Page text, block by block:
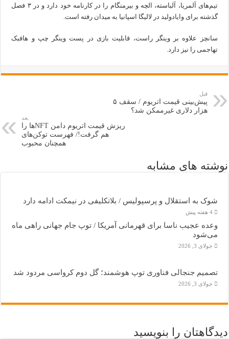
تیم‌های آلمریا، آلباسته، الچه و بیرمنگام را در کارنامه خود دارد و در ۳ فصل
گذشته برای وایادولید در لالیگا اسپانیا به میدان رفته است.
سانچز علاوه بر وینگر راست، قابلیت بازی در پست وینگر چپ و هافبک
تهاجمی را نیز دارد.
قبل
پیش‌بینی قیمت اتریوم / سقف ۵
هزار دلاری غیرممکن شد؟
بعد
ریزش قیمت اتریوم دامن NFTها را
هم گرفت!/ فهرست توکن‌های
همچنان محبوب
نوشته های مشابه
شوک به استقلال و پرسپولیس / بلاتکلیفی در نیمکت ادامه دارد
4 هفته پیش
وعده عجیب ناسا برای قهرمانی آمریکا / توپ جام جهانی راهی ماه
می‌شود
جولای 3, 2026
تصمیم جنجالی فناوری توپ هوشمند؛ گل دوم کرواسی مردود شد
جولای 3, 2026
دیدگاهتان را بنویسید